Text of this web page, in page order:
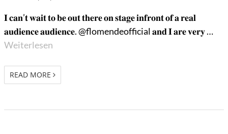
𝐈 𝐜𝐚𝐧’𝐭 𝐰𝐚𝐢𝐭 𝐭𝐨 𝐛𝐞 𝐨𝐮𝐭 𝐭𝐡𝐞𝐫𝐞 𝐨𝐧 𝐬𝐭𝐚𝐠𝐞 𝐢𝐧𝐟𝐫𝐨𝐧𝐭 𝐨𝐟 𝐚 𝐫𝐞𝐚𝐥
𝐚𝐮𝐝𝐢𝐞𝐧𝐜𝐞 𝐚𝐮𝐝𝐢𝐞𝐧𝐜𝐞. @flomendeofficial 𝐚𝐧𝐝 𝐈 𝐚𝐫𝐞 𝐯𝐞𝐫𝐲 …
Weiterlesen
READ MORE